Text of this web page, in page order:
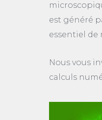
est généré
essentiel de
Nous vous
calculs